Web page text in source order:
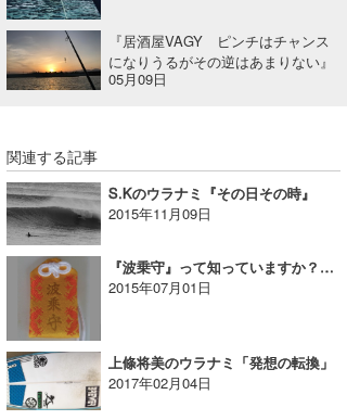
『居酒屋VAGY ピンチはチャンス
になりうるがその逆はあまりない』
05月09日
関連する記事
S.Kのウラナミ『その日その時』
2015年11月09日
『波乗守』って知っていますか？玉前（たまさき）神社参拝｜YUKI☆のウラナミ
2015年07月01日
上條将美のウラナミ「発想の転換」
2017年02月04日